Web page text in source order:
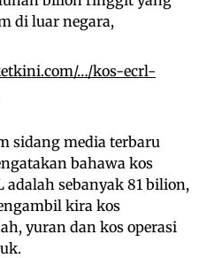
di luar negara,
…/kos-ecrl-
sidang media terbaru
bahawa kos
adalah sebanyak 81 bilion,
kira kos
yuran dan kos operasi